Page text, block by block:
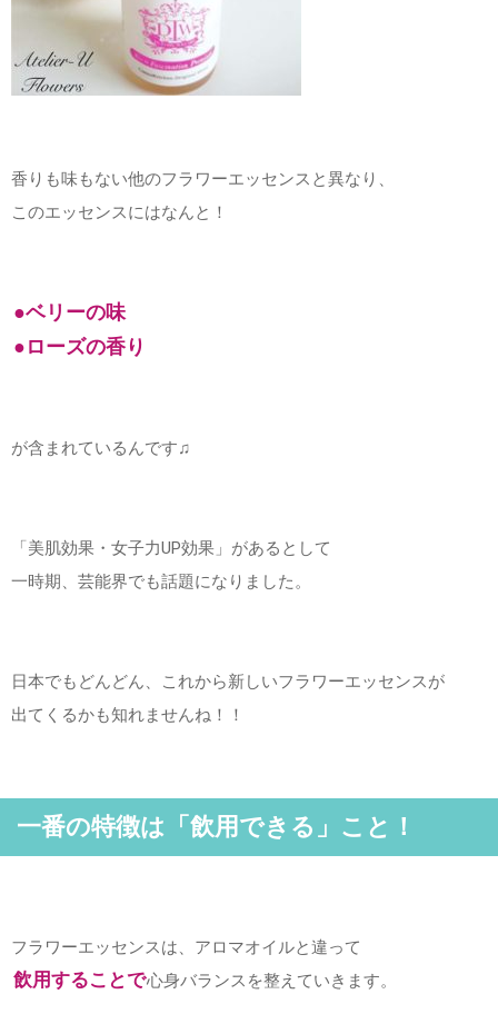
香りも味もない他のフラワーエッセンスと異なり、
このエッセンスにはなんと！
●ベリーの味
●ローズの香り
が含まれているんです♫
「美肌効果・女子力UP効果」があるとして
一時期、芸能界でも話題になりました。
日本でもどんどん、これから新しいフラワーエッセンスが
出てくるかも知れませんね！！
一番の特徴は「飲用できる」こと！
フラワーエッセンスは、アロマオイルと違って
飲用することで心身バランスを整えていきます。